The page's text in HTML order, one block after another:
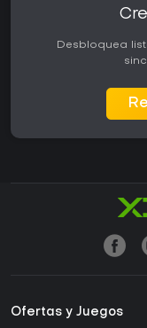
Desbloquea
Ofertas y Juegos